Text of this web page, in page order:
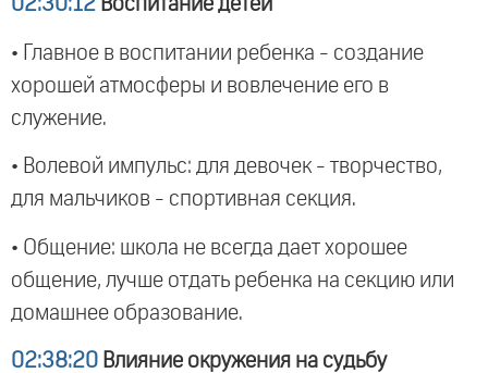
02:30:12 Воспитание детей
• Главное в воспитании ребенка - создание
хорошей атмосферы и вовлечение его в
служение.
• Волевой импульс: для девочек - творчество,
для мальчиков - спортивная секция.
• Общение: школа не всегда дает хорошее
общение, лучше отдать ребенка на секцию или
домашнее образование.
02:38:20 Влияние окружения на судьбу